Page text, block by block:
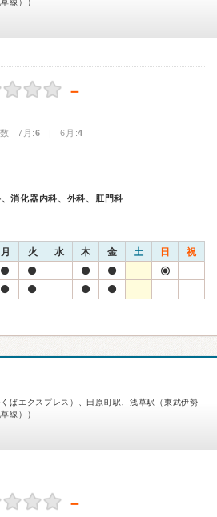
線））
－
数 7月:6 | 6月:4
消化器内科、外科、肛門科
月 火 水 木 金 土 日 祝
ばエクスプレス）、田原町駅、浅草駅（東武伊勢
線））
－